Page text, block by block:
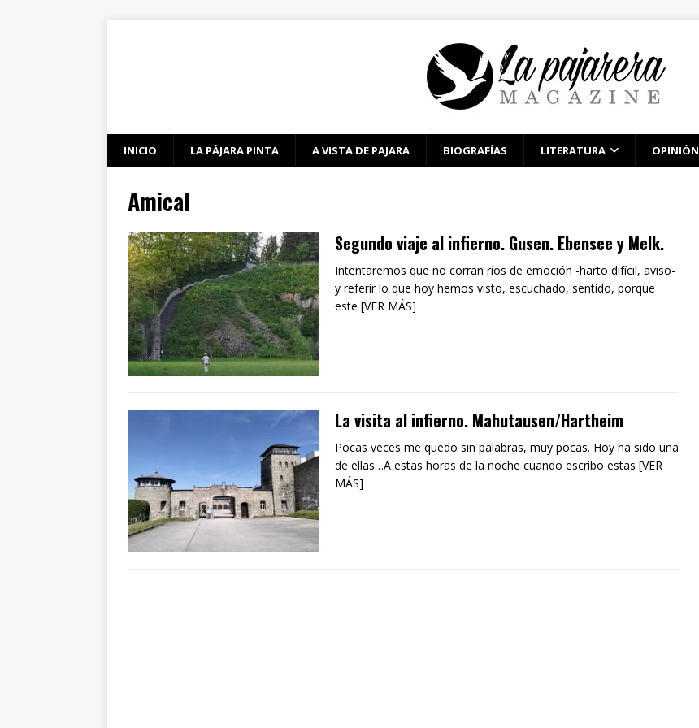
INICIO LA PÁJARA PINTA A VISTA DE PAJARA BIOGRAFÍAS LITERATURA OPINIÓN
Amical
Segundo viaje al infierno. Gusen. Ebensee y Melk.
Intentaremos que no corran ríos de emoción -harto difícil, aviso-
y referir lo que hoy hemos visto, escuchado, sentido, porque
este [VER MÁS]
La visita al infierno. Mahutausen/Hartheim
Pocas veces me quedo sin palabras, muy pocas. Hoy ha sido una
de ellas…A estas horas de la noche cuando escribo estas [VER
MÁS]